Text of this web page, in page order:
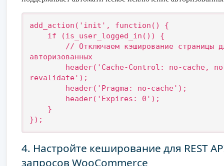
add_action('init', function() {
авторизованных
revalidate');
});
4. Настройте кеширование для REST
запросов WooCommerce